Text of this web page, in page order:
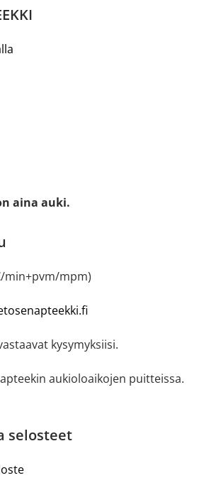
aina auki.
min+pvm/mpm)
kysymyksiisi.
aukioloaikojen puitteissa.
selosteet